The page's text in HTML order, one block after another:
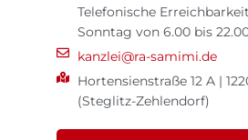
Telefonische
Sonntag von 6.00 bis
kanzlei@ra-samimi.de
Hortensienstraße 12 A |
(Steglitz-Zehlendorf)